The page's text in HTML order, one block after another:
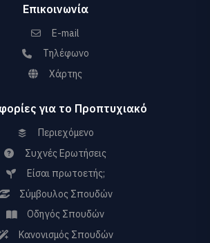
Επικοινωνία
E-mail
Τηλέφωνο
Χάρτης
για το Προπτυχιακό
Περιεχόμενο
Συχνές Ερωτήσεις
Είσαι πρωτοετής;
Σύμβουλος Σπουδών
Οδηγός Σπουδών
Κανονισμός Σπουδών